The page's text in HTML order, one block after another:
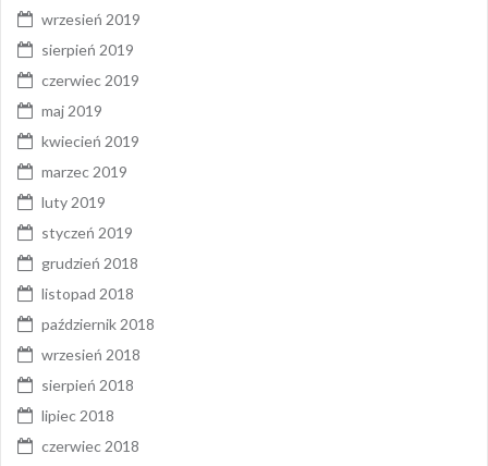
wrzesień 2019
sierpień 2019
czerwiec 2019
maj 2019
kwiecień 2019
marzec 2019
luty 2019
styczeń 2019
grudzień 2018
listopad 2018
październik 2018
wrzesień 2018
sierpień 2018
lipiec 2018
czerwiec 2018